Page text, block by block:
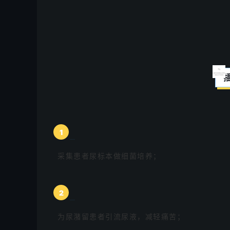
1
采集患者尿标本做细菌培养；
2
为尿潴留患者引流尿液，减轻痛苦；